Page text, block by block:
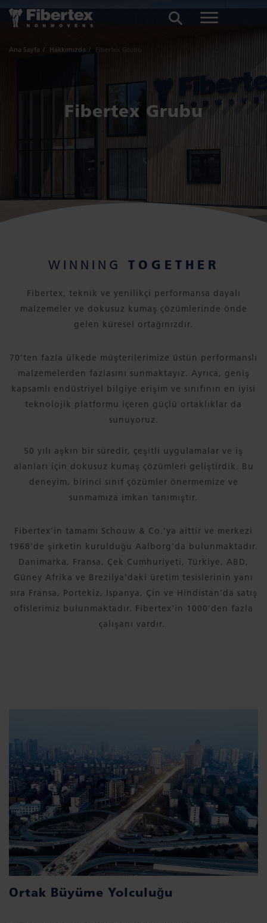
Ana Sayfa Hakkımızda Fibertex Grubu
Fibertex Grubu
WINNING TOGETHER
Fibertex, teknik ve yenilikçi performansa dayalı
malzemeler ve dokusuz kumaş çözümlerinde önde
gelen küresel ortağınızdır.
70’ten fazla ülkede müşterilerimize üstün performanslı
malzemelerden fazlasını sunmaktayız. Ayrıca, geniş
kapsamlı endüstriyel bilgiye erişim ve sınıfının en iyisi
teknolojik platformu içeren güçlü ortaklıklar da
sunuyoruz.
50 yılı aşkın bir süredir, çeşitli uygulamalar ve iş
alanları için dokusuz kumaş çözümleri geliştirdik. Bu
deneyim, birinci sınıf çözümler önermemize ve
sunmamıza imkan tanımıştır.
Fibertex’in tamamı Schouw & Co.’ya aittir ve merkezi
1968'de şirketin kurulduğu Aalborg'da bulunmaktadır.
Danimarka, Fransa, Çek Cumhuriyeti, Türkiye, ABD,
Güney Afrika ve Brezilya’daki üretim tesislerinin yanı
sıra Fransa, Portekiz, İspanya, Çin ve Hindistan’da satış
ofislerimiz bulunmaktadır. Fibertex'in 1000'den fazla
çalışanı vardır.
Ortak Büyüme Yolculuğu